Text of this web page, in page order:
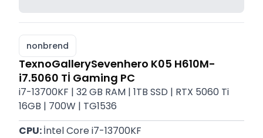
nonbrend
TexnoGallerySevenhero K05 H610M-
i7.5060 Tİ Gaming PC
i7-13700KF | 32 GB RAM | 1TB SSD | RTX 5060 Ti
16GB | 700W | TG1536
CPU: İntel Core i7-13700KF